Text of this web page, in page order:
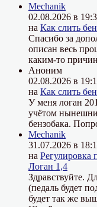
Mechanik
02.08.2026 в
на Как слить
Спасибо за
описан весь
каким-то
Аноним
02.08.2026 в
на Как слить
У меня логан
учётом
бензобака.
Mechanik
31.07.2026 в
на Регулировка
Логан 1,4
Здравствуйте.
(педаль будет
будет так же